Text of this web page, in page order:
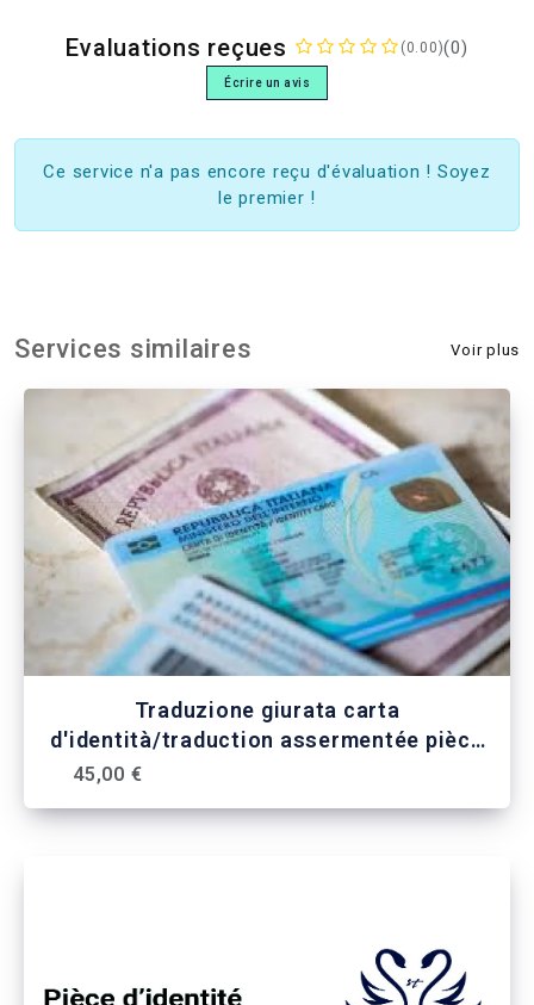
Evaluations reçues (0.00)(0)
Écrire un avis
Ce service n'a pas encore reçu d'évaluation ! Soyez
le premier !
Services similaires Voir plus
Traduzione giurata carta
d'identità/traduction assermentée pièce
45,00 €